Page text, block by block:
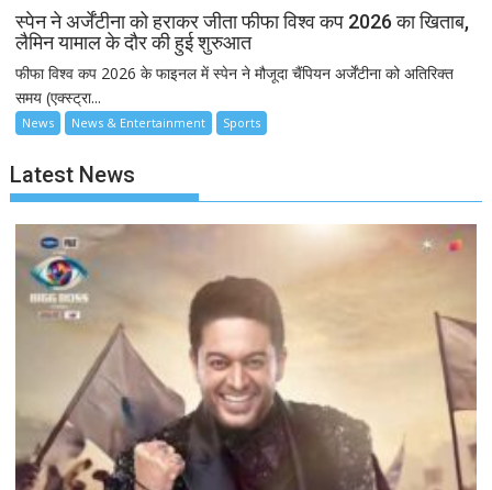
स्पेन ने अर्जेंटीना को हराकर जीता फीफा विश्व कप 2026 का खिताब,
लैमिन यामाल के दौर की हुई शुरुआत
फीफा विश्व कप 2026 के फाइनल में स्पेन ने मौजूदा चैंपियन अर्जेंटीना को अतिरिक्त
समय (एक्स्ट्रा...
News News & Entertainment Sports
Latest News